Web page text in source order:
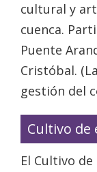
cultural y
cuenca.
Puente
Cristóbal.
gestión del
Cultivo de
El Cultivo